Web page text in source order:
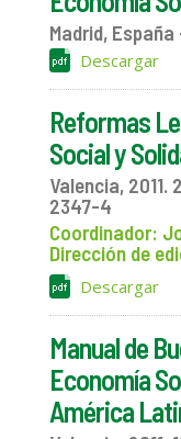
Madrid,
Descargar
Reformas
Social y
Valencia,
2347-4
Coordinador:
Dirección de
Descargar
Manual de
Economía
América